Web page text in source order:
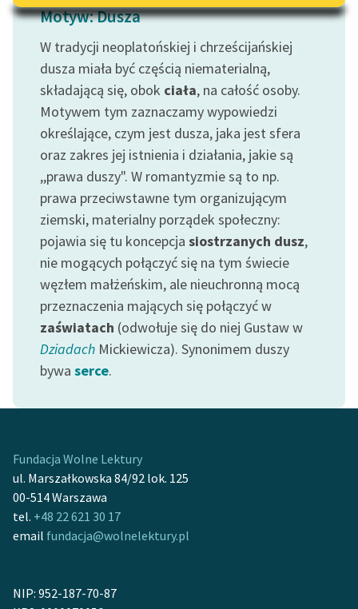
uczennic i uczniów z
niepełnosprawnościami
E-kolekcja lektur
szkolnych i literatury do
słuchania dla uczennic i
uczniów z
niepełnosprawnościami
Feministyczne inspiracje.
Popularyzacja
skandynawskiej literatury
feministycznej
Ręce pełne poezji
Kolekcje edukacyjne
twórców przechodzących
do domeny publicznej,
lektur szkolnych oraz
Starego Testamentu
Odkurzamy bohaterów
Lektur
O nas
Kontakt
Motyw: Dusza
W tradycji neoplatońskiej i chrześcijańskiej
dusza miała być częścią niematerialną,
składającą się, obok ciała, na całość osoby.
Motywem tym zaznaczamy wypowiedzi
określające, czym jest dusza, jaka jest sfera
oraz zakres jej istnienia i działania, jakie są
,,prawa duszy". W romantyzmie są to np.
prawa przeciwstawne tym organizującym
ziemski, materialny porządek społeczny:
pojawia się tu koncepcja siostrzanych dusz,
nie mogących połączyć się na tym świecie
węzłem małżeńskim, ale nieuchronną mocą
przeznaczenia mających się połączyć w
zaświatach (odwołuje się do niej Gustaw w
Dziadach Mickiewicza). Synonimem duszy
bywa serce.
Fundacja Wolne Lektury
ul. Marszałkowska 84/92 lok. 125
00-514 Warszawa
tel. +48 22 621 30 17
email fundacja@wolnelektury.pl
NIP: 952-187-70-87